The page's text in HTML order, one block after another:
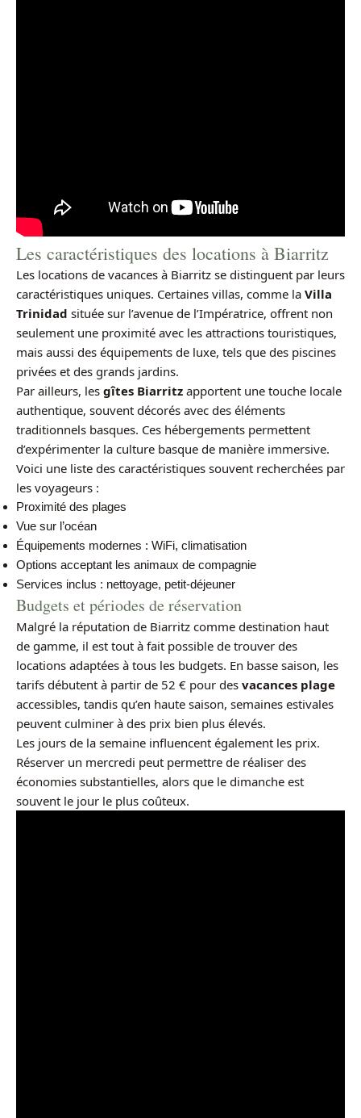
Les caractéristiques des locations à Biarritz
Les locations de vacances à Biarritz se distinguent par leurs
caractéristiques uniques. Certaines villas, comme la Villa
Trinidad située sur l’avenue de l’Impératrice, offrent non
seulement une proximité avec les attractions touristiques,
mais aussi des équipements de luxe, tels que des piscines
privées et des grands jardins.
Par ailleurs, les gîtes Biarritz apportent une touche locale
authentique, souvent décorés avec des éléments
traditionnels basques. Ces hébergements permettent
d’expérimenter la culture basque de manière immersive.
Voici une liste des caractéristiques souvent recherchées par
les voyageurs :
Proximité des plages
Vue sur l’océan
Équipements modernes : WiFi, climatisation
Options acceptant les animaux de compagnie
Services inclus : nettoyage, petit-déjeuner
Budgets et périodes de réservation
Malgré la réputation de Biarritz comme destination haut
de gamme, il est tout à fait possible de trouver des
locations adaptées à tous les budgets. En basse saison, les
tarifs débutent à partir de 52 € pour des vacances plage
accessibles, tandis qu’en haute saison, semaines estivales
peuvent culminer à des prix bien plus élevés.
Les jours de la semaine influencent également les prix.
Réserver un mercredi peut permettre de réaliser des
économies substantielles, alors que le dimanche est
souvent le jour le plus coûteux.